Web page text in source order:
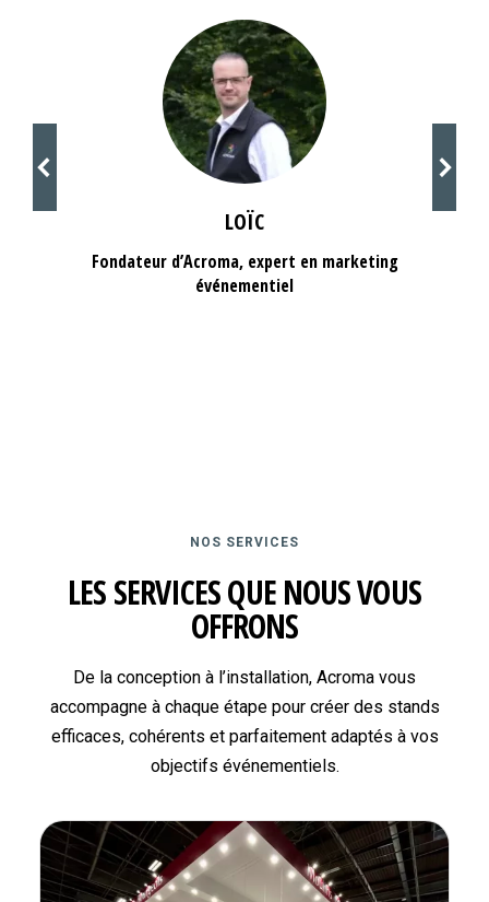
LOÏC
Fondateur d’Acroma, expert en marketing
événementiel
NOS SERVICES
LES SERVICES QUE NOUS VOUS
OFFRONS
De la conception à l’installation, Acroma vous
accompagne à chaque étape pour créer des stands
efficaces, cohérents et parfaitement adaptés à vos
objectifs événementiels.